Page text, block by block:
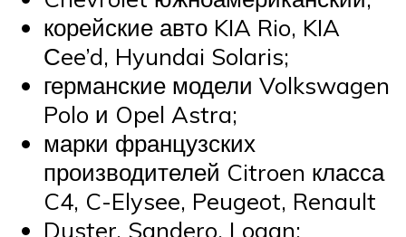
корейские авто KIA Rio, KIA
Сee’d, Hyundai Solaris;
германские модели Volkswagen
Polo и Opel Astra;
марки французских
производителей Citroen класса
C4, C-Elysee, Peugeot, Renault
Duster, Sandero, Logan;